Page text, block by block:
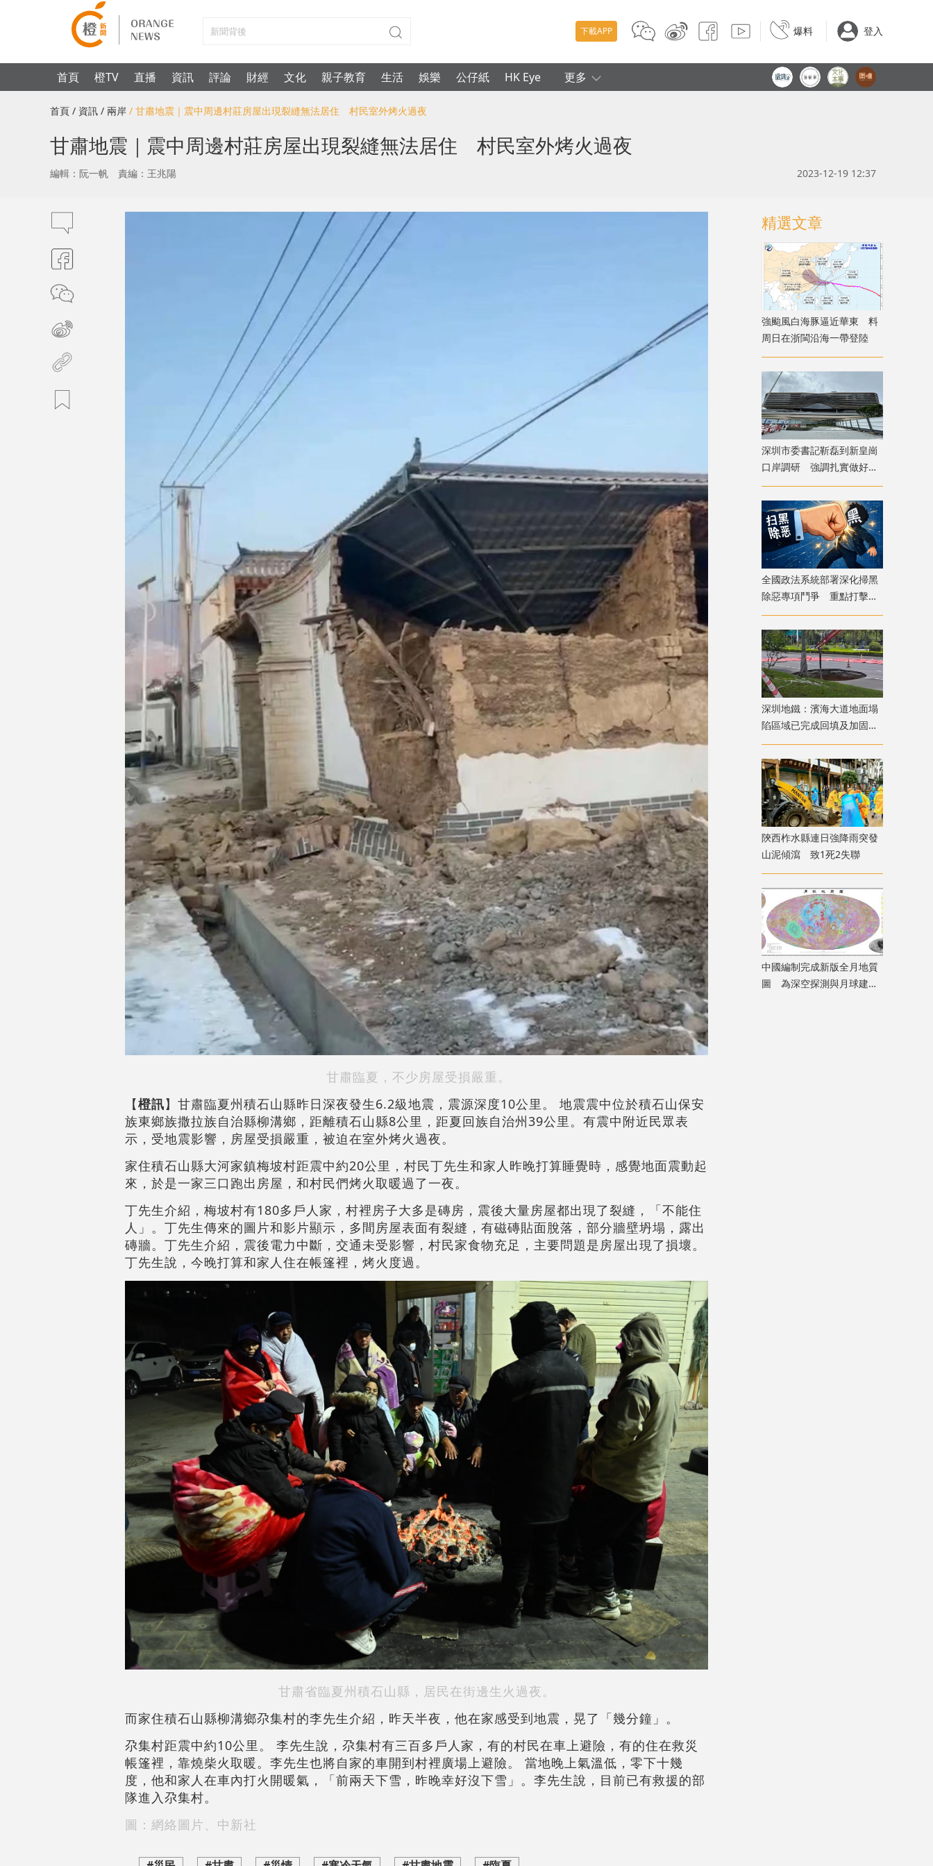
下載APP 爆料 登入
首頁 橙TV 直播 資訊 評論 財經 文化 親子教育 生活 娛樂 公仔紙 HK Eye 更多
首頁 / 資訊 / 兩岸 / 甘肅地震｜震中周邊村莊房屋出現裂縫無法居住 村民室外烤火過夜
甘肅地震｜震中周邊村莊房屋出現裂縫無法居住 村民室外烤火過夜
編輯：阮一帆 責編：王兆陽 2023-12-19 12:37
甘肅臨夏，不少房屋受損嚴重。
【橙訊】甘肅臨夏州積石山縣昨日深夜發生6.2級地震，震源深度10公里。 地震震中位於積石山保安
族東鄉族撒拉族自治縣柳溝鄉，距離積石山縣8公里，距夏回族自治州39公里。有震中附近民眾表
示，受地震影響，房屋受損嚴重，被迫在室外烤火過夜。
家住積石山縣大河家鎮梅坡村距震中約20公里，村民丁先生和家人昨晚打算睡覺時，感覺地面震動起
來，於是一家三口跑出房屋，和村民們烤火取暖過了一夜。
丁先生介紹，梅坡村有180多戶人家，村裡房子大多是磚房，震後大量房屋都出現了裂縫，「不能住
人」。丁先生傳來的圖片和影片顯示，多間房屋表面有裂縫，有磁磚貼面脫落，部分牆壁坍塌，露出
磚牆。丁先生介紹，震後電力中斷，交通未受影響，村民家食物充足，主要問題是房屋出現了損壞。
丁先生說，今晚打算和家人住在帳篷裡，烤火度過。
甘肅省臨夏州積石山縣，居民在街邊生火過夜。
而家住積石山縣柳溝鄉尕集村的李先生介紹，昨天半夜，他在家感受到地震，晃了「幾分鐘」。
尕集村距震中約10公里。 李先生說，尕集村有三百多戶人家，有的村民在車上避險，有的住在救災
帳篷裡，靠燒柴火取暖。李先生也將自家的車開到村裡廣場上避險。 當地晚上氣溫低，零下十幾
度，他和家人在車內打火開暖氣，「前兩天下雪，昨晚幸好沒下雪」。李先生說，目前已有救援的部
隊進入尕集村。
圖：網絡圖片、中新社
精選文章
強颱風白海豚逼近華東 料
周日在浙閩沿海一帶登陸
深圳市委書記靳磊到新皇崗
口岸調研 強調扎實做好開
通籌備工作
全國政法系統部署深化掃黑
除惡專項鬥爭 重點打擊
「涉網」軟暴力犯罪
​深圳地鐵：濱海大道地面塌
陷區域已完成回填及加固
正分階段恢復通行
陝西柞水縣連日強降雨突發
山泥傾瀉 致1死2失聯
​中國編制完成新版全月地質
圖 為深空探測與月球建設